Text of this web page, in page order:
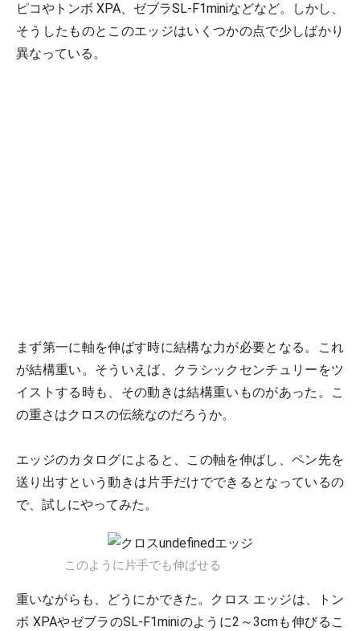
ピコやトンボ XPA、ゼブラSL-F1miniなどなど。しかし、
そうしたものとこのエッジはいくつかの点で少しばかり
異なっている。
まず第一に軸を伸ばす時に結構な力が必要となる。これ
が結構重い。そういえば、クラシックセンチュリーをツ
イストする時も、その動きは結構重いものがあった。こ
の重さはクロスの伝統なのだろうか。
エッジのカタログによると、この軸を伸ばし、ペン先を
送り出すという動きは片手だけでできるとなっているの
で、試しにやってみた。
このように片手でも伸ばせる
重いながらも、どうにかできた。クロス エッジは、トン
ボ XPAやゼブラのSL-F1miniのように2～3cmも伸びるこ